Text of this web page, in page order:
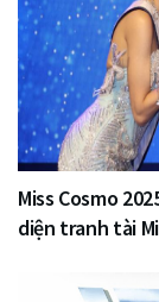
Miss Cosmo
diện tranh tài